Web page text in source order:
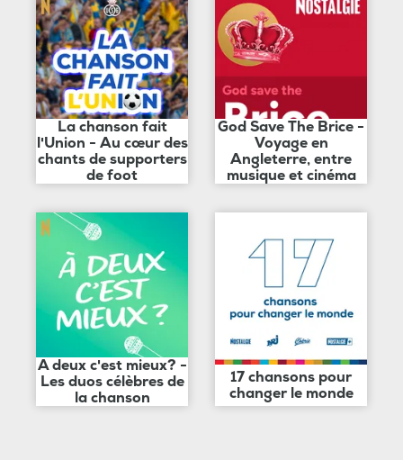
La chanson fait
l'Union - Au cœur des
chants de supporters
de foot
God Save The Brice -
Voyage en
Angleterre, entre
musique et cinéma
A deux c'est mieux? -
Les duos célèbres de
la chanson
17 chansons pour
changer le monde